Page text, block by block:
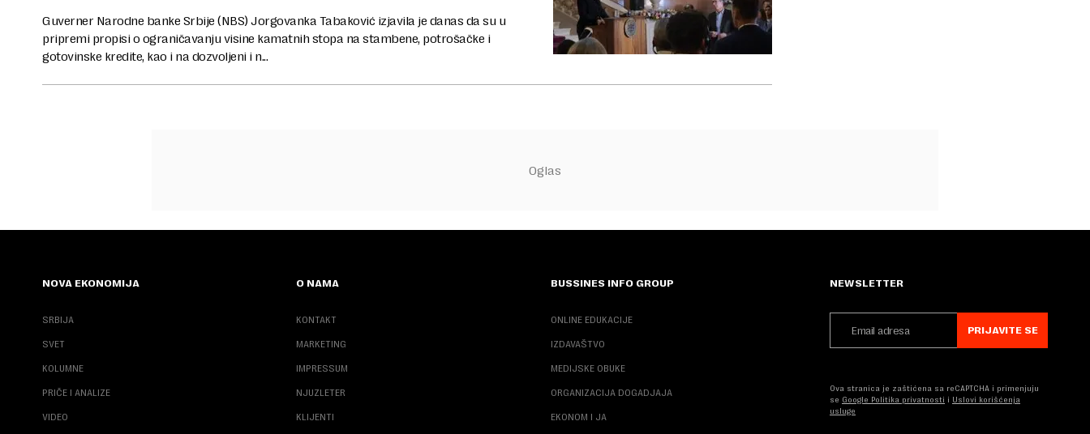
Guverner Narodne banke Srbije (NBS) Jorgovanka Tabaković izjavila je danas da su u
pripremi propisi o ograničavanju visine kamatnih stopa na stambene, potrošačke i
gotovinske kredite, kao i na dozvoljeni i n...
NOVA EKONOMIJA
SRBIJA
SVET
KOLUMNE
PRIČE I ANALIZE
VIDEO
O NAMA
KONTAKT
MARKETING
IMPRESSUM
NJUZLETER
KLIJENTI
BUSSINES INFO GROUP
ONLINE EDUKACIJE
IZDAVAŠTVO
MEDIJSKE OBUKE
ORGANIZACIJA DOGADJAJA
EKONOM I JA
NEWSLETTER
PRIJAVITE SE
Ova stranica je zaštićena sa reCAPTCHA i primenjuju
se Google Politika privatnosti i Uslovi korišćenja
usluge